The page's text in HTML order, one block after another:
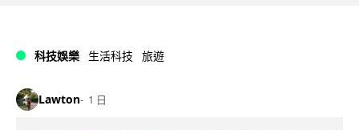
科技娛樂 生活科技 旅遊
Lawton 1 日